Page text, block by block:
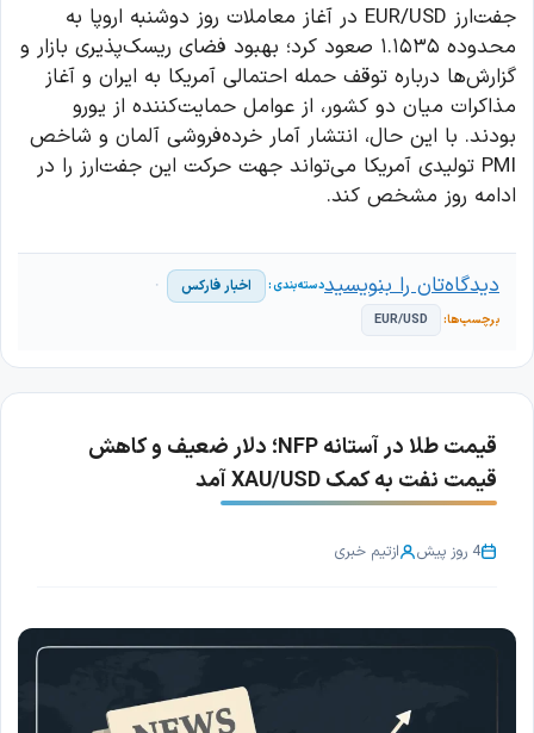
جفت‌ارز EUR/USD در آغاز معاملات روز دوشنبه اروپا به
محدوده ۱.۱۵۳۵ صعود کرد؛ بهبود فضای ریسک‌پذیری بازار و
گزارش‌ها درباره توقف حمله احتمالی آمریکا به ایران و آغاز
مذاکرات میان دو کشور، از عوامل حمایت‌کننده از یورو
بودند. با این حال، انتشار آمار خرده‌فروشی آلمان و شاخص
PMI تولیدی آمریکا می‌تواند جهت حرکت این جفت‌ارز را در
ادامه روز مشخص کند.
اخبار فارکس
EUR/USD
دیدگاه‌تان را بنویسید
قیمت طلا در آستانه NFP؛ دلار ضعیف و کاهش
قیمت نفت به کمک XAU/USD آمد
4 روز پیش ازتیم خبری